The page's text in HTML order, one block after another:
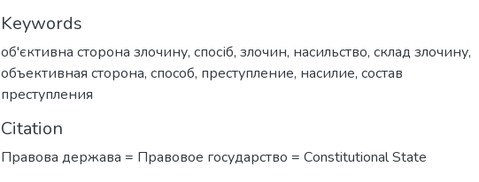
Keywords
об'єктивна сторона злочину, спосіб, злочин, насильство, склад злочину,
объективная сторона, способ, преступление, насилие, состав
преступления
Citation
Правова держава = Правовое государство = Сonstitutional State